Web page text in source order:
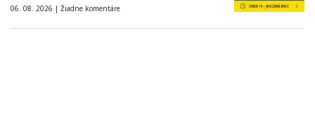
06. 08. 2026 | Žiadne komentáre